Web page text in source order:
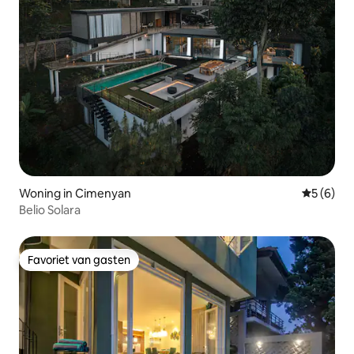
Woning in Cimenyan
5 (6)
Belio Solara
Favoriet van gasten
Favoriet van gasten